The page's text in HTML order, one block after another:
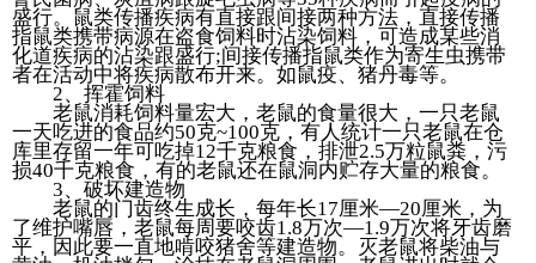
盛行。鼠类传播疾病有直接跟间接两种方法，直接传播
指鼠类携带病源在盗食饲料时沾染饲料，可造成某些消
化道疾病的沾染跟盛行;间接传播指鼠类作为寄生虫携带
者在活动中将疾病散布开来。如鼠疫、猪丹毒等。
2、挥霍饲料
老鼠消耗饲料量宏大，老鼠的食量很大，一只老鼠
一天吃进的食品约50克~100克，有人统计一只老鼠在仓
库里存留一年可吃掉12千克粮食，排泄2.5万粒鼠粪，污
损40千克粮食，有的老鼠还在鼠洞内贮存大量的粮食。
3、破坏建造物
老鼠的门齿终生成长，每年长17厘米—20厘米，为
了维护嘴唇，老鼠每周要咬齿1.8万次—1.9万次将牙齿磨
平，因此要一直地啃咬猪舍等建造物。灭老鼠将柴油与